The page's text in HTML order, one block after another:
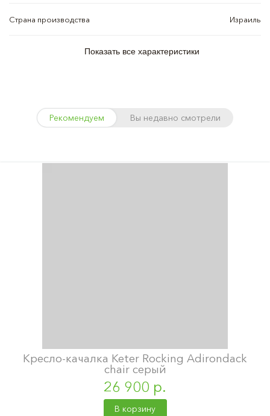
Страна производства Израиль
Показать все характеристики
Рекомендуем Вы недавно смотрели
Кресло-качалка Keter Rocking Adirondack
chair серый
26 900 р.
В корзину